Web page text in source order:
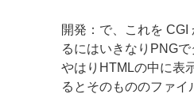
開発：で、これを
るにはいきなりPNG
やはりHTMLの中に表
るとそのもののファイ